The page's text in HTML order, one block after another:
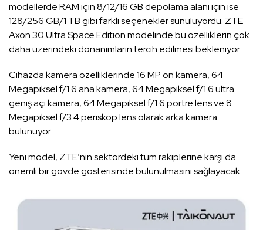
modellerde RAM için 8/12/16 GB depolama alanı için ise
128/256 GB/1 TB gibi farklı seçenekler sunuluyordu. ZTE
Axon 30 Ultra Space Edition modelinde bu özelliklerin çok
daha üzerindeki donanımların tercih edilmesi bekleniyor.
Cihazda kamera özelliklerinde 16 MP ön kamera, 64
Megapiksel f/1.6 ana kamera, 64 Megapiksel f/1.6 ultra
geniş açı kamera, 64 Megapiksel f/1.6 portre lens ve 8
Megapiksel f/3.4 periskop lens olarak arka kamera
bulunuyor.
Yeni model, ZTE’nin sektördeki tüm rakiplerine karşı da
önemli bir gövde gösterisinde bulunulmasını sağlayacak.